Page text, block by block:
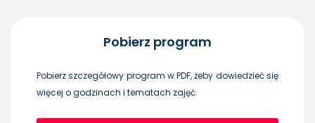
Pobierz program
Pobierz szczegółowy program w PDF, żeby dowiedzieć się
więcej o godzinach i tematach zajęć.